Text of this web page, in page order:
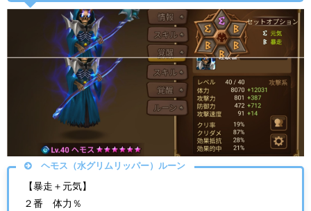
ヘモス（水グリムリッパー）ルーン
【暴走＋元気】
２番 体力％